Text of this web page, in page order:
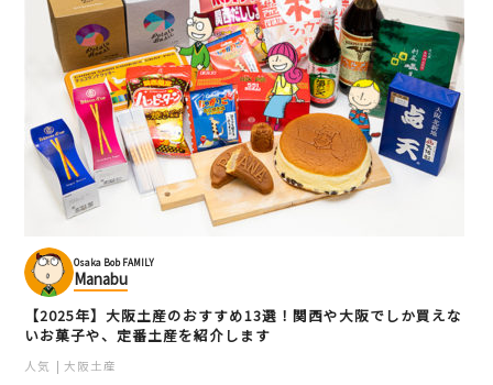
Osaka Bob FAMILY
Manabu
【2025年】大阪土産のおすすめ13選！関西や大阪でしか買えな
いお菓子や、定番土産を紹介します
人気 大阪土産